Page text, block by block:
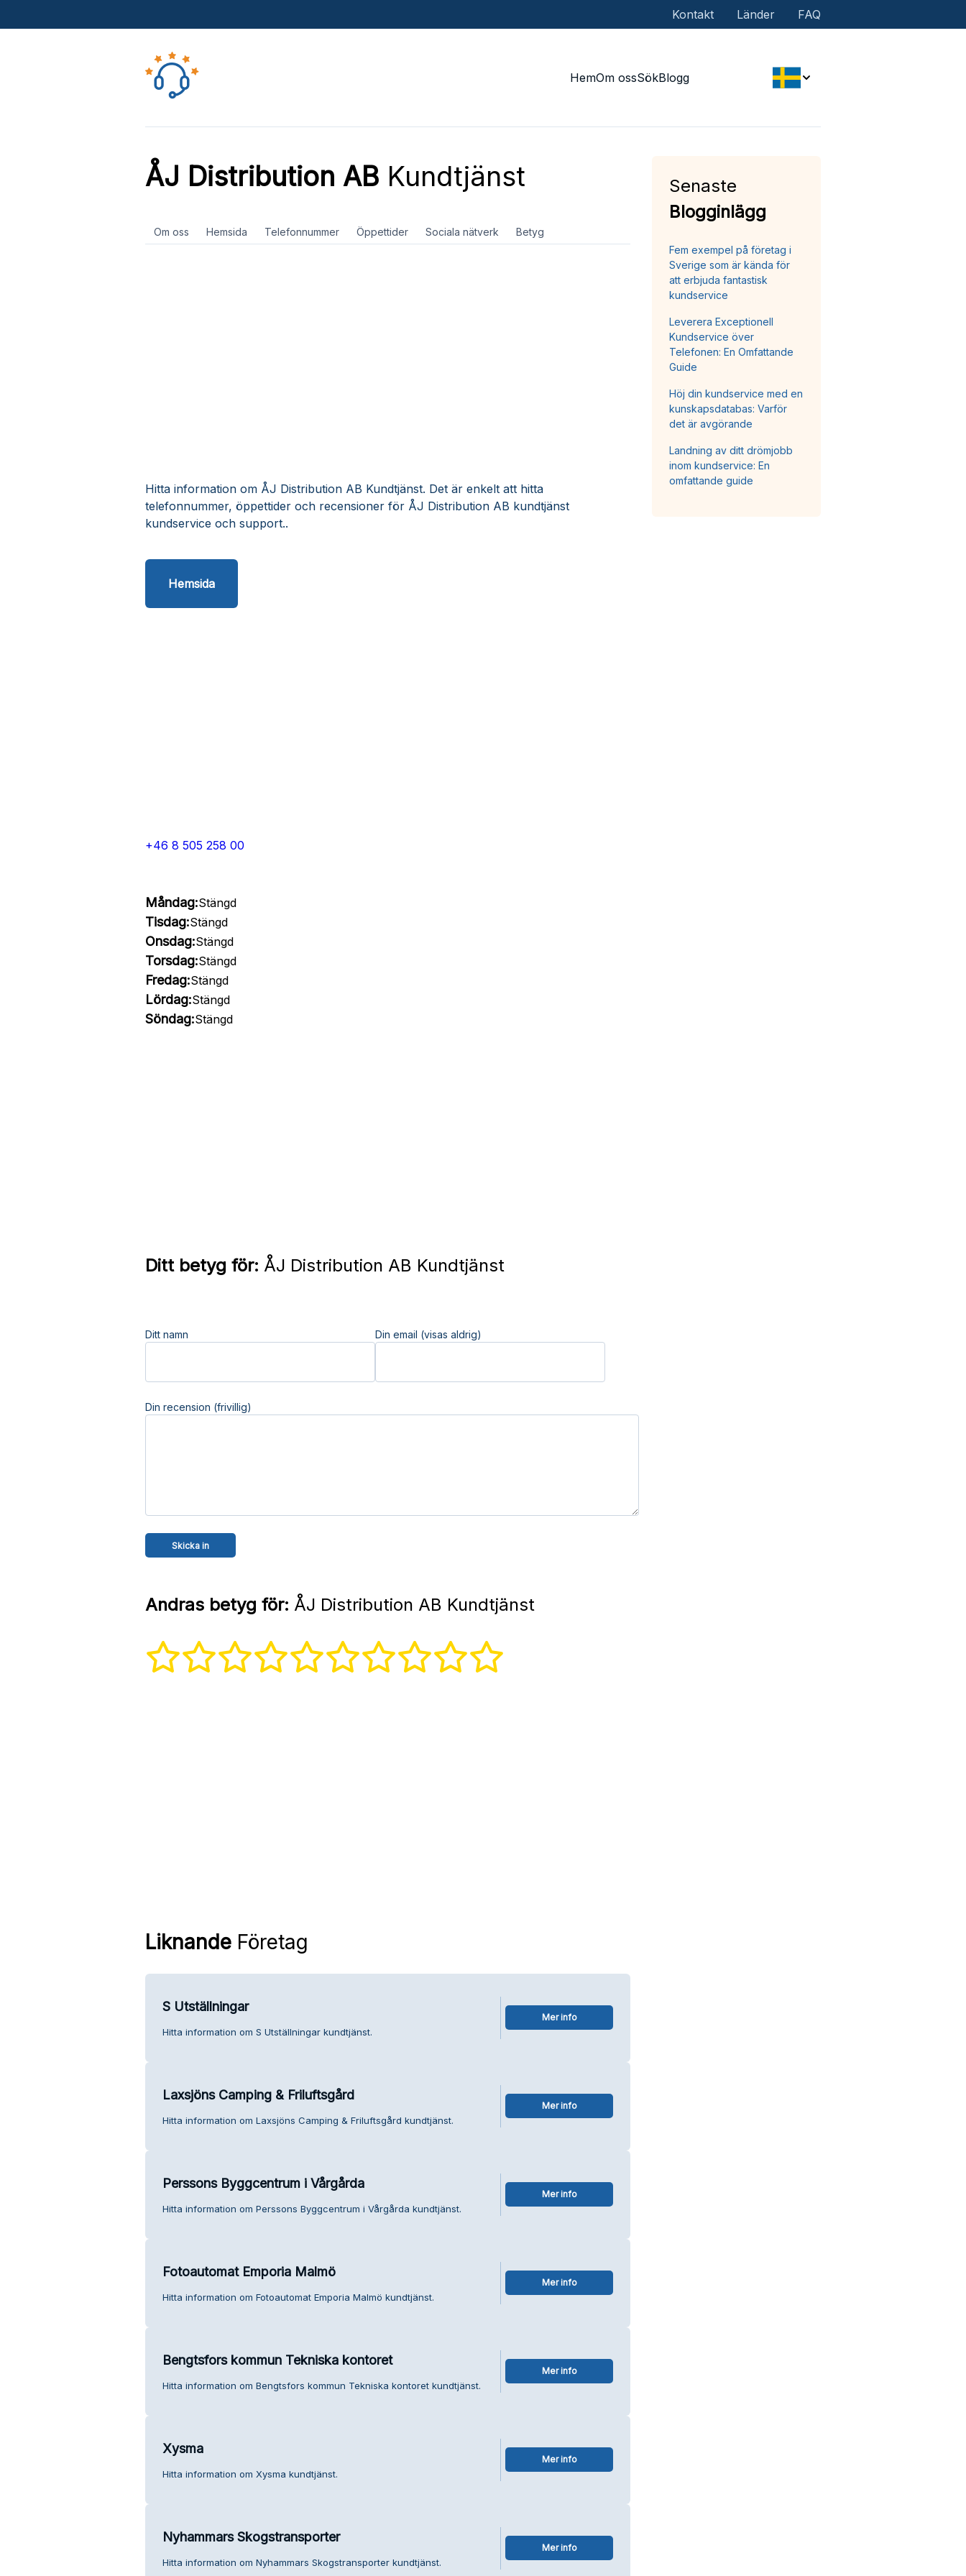
Kontakt Länder FAQ
HemOm ossSökBlogg
ÅJ Distribution AB Kundtjänst
Om oss Hemsida Telefonnummer Öppettider Sociala nätverk Betyg
Hitta information om ÅJ Distribution AB Kundtjänst. Det är enkelt att hitta
telefonnummer, öppettider och recensioner för ÅJ Distribution AB kundtjänst
kundservice och support..
Hemsida
+46 8 505 258 00
Måndag:Stängd
Tisdag:Stängd
Onsdag:Stängd
Torsdag:Stängd
Fredag:Stängd
Lördag:Stängd
Söndag:Stängd
Ditt betyg för: ÅJ Distribution AB Kundtjänst
Ditt namn Din email (visas aldrig)
Din recension (frivillig)
Andras betyg för: ÅJ Distribution AB Kundtjänst
LiknandeFöretag
S Utställningar
Hitta information om S Utställningar kundtjänst.
Mer info
Laxsjöns Camping & Friluftsgård
Hitta information om Laxsjöns Camping & Friluftsgård kundtjänst.
Mer info
Perssons Byggcentrum i Vårgårda
Hitta information om Perssons Byggcentrum i Vårgårda kundtjänst.
Mer info
Fotoautomat Emporia Malmö
Hitta information om Fotoautomat Emporia Malmö kundtjänst.
Mer info
Bengtsfors kommun Tekniska kontoret
Hitta information om Bengtsfors kommun Tekniska kontoret kundtjänst.
Mer info
Xysma
Hitta information om Xysma kundtjänst.
Mer info
Nyhammars Skogstransporter
Hitta information om Nyhammars Skogstransporter kundtjänst.
Mer info
Senaste
Blogginlägg
Fem exempel på företag i
Sverige som är kända för
att erbjuda fantastisk
kundservice
Leverera Exceptionell
Kundservice över
Telefonen: En Omfattande
Guide
Höj din kundservice med en
kunskapsdatabas: Varför
det är avgörande
Landning av ditt drömjobb
inom kundservice: En
omfattande guide